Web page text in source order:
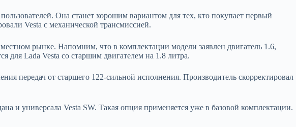
Она станет хорошим вариантом для тех, кто покупает первый
Vesta с механической трансмиссией.
рынке. Напомним, что в комплектации модели заявлен двигатель 1.6,
для Lada Vesta со старшим двигателем на 1.8 литра.
передач от старшего 122-сильной исполнения. Производитель скорректировал
и универсала Vesta SW. Такая опция применяется уже в базовой комплектации.